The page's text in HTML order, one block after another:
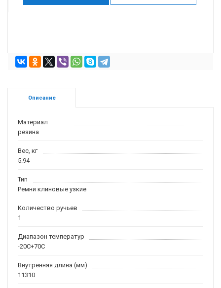
Описание
Материал
резина
Вес, кг
5.94
Тип
Ремни клиновые узкие
Количество ручьев
1
Диапазон температур
-20С+70С
Внутренняя длина (мм)
11310